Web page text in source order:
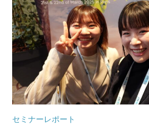
セミナーレポート